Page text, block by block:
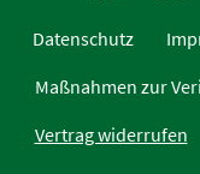
Datenschutz
Maßnahmen zur
Vertrag widerrufen